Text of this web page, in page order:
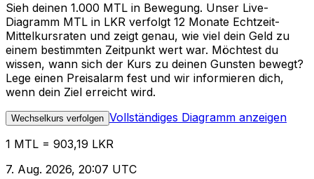
Sieh deinen 1.000 MTL in Bewegung. Unser Live-
Diagramm MTL in LKR verfolgt 12 Monate Echtzeit-
Mittelkursraten und zeigt genau, wie viel dein Geld zu
einem bestimmten Zeitpunkt wert war. Möchtest du
wissen, wann sich der Kurs zu deinen Gunsten bewegt?
Lege einen Preisalarm fest und wir informieren dich,
wenn dein Ziel erreicht wird.
Wechselkurs verfolgen Vollständiges Diagramm anzeigen
1 MTL = 903,19 LKR
7. Aug. 2026, 20:07 UTC